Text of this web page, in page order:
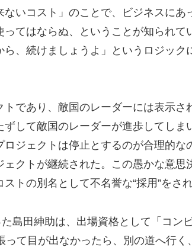
いコスト」のことで、ビジネスにあ
てはならぬ、ということが知られて
、続けましょうよ」というロジック
であり、敵国のレーダーには表示さ
して敵国のレーダーが進歩してしま
ジェクトは停止とするのが合理的な
クトが継続された。この愚かな意思
トの別名として不名誉な“採用”をされ
島田紳助は、出場資格として「コン
て目が出なかったら、別の道へ行く